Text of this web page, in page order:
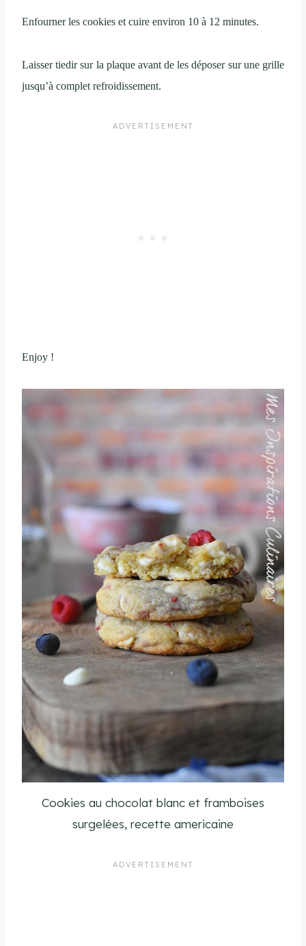
Enfourner les cookies et cuire environ 10 à 12 minutes.
Laisser tiedir sur la plaque avant de les déposer sur une grille
jusqu’à complet refroidissement.
Enjoy !
Cookies au chocolat blanc et framboises
surgelées, recette americaine